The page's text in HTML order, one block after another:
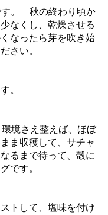
す。 秋の終わり頃か
なくし、乾燥させる
なったら芽を吹き始
さい。
。
境さえ整えば、ほぼ
ま収穫して、サチャ
るまで待って、殻に
です。
トして、塩味を付け